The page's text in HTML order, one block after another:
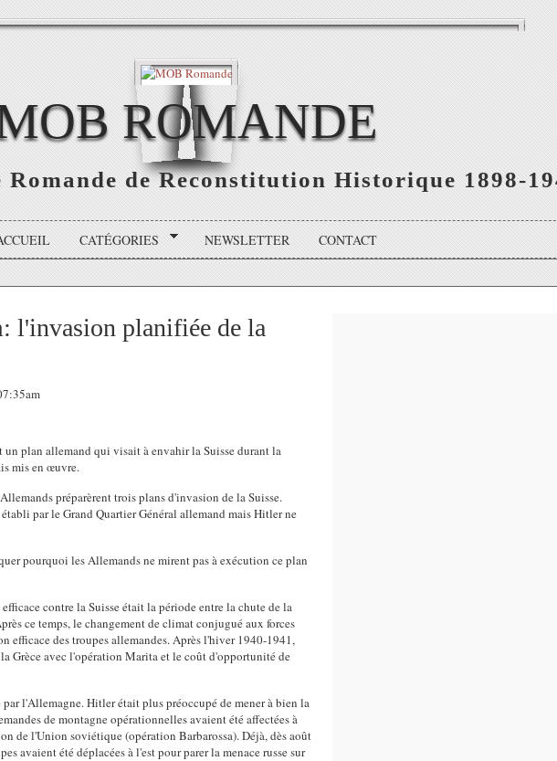
ROMANDE
Romande de Reconstitution Historique 1898-
CATÉGORIES NEWSLETTER CONTACT
l'invasion planifiée de la
plan allemand qui visait à envahir la Suisse durant la
mis en œuvre.
préparèrent trois plans d'invasion de la Suisse.
par le Grand Quartier Général allemand mais Hitler ne
pourquoi les Allemands ne mirent pas à exécution ce plan
contre la Suisse était la période entre la chute de la
ce temps, le changement de climat conjugué aux forces
efficace des troupes allemandes. Après l'hiver 1940-1941,
Grèce avec l'opération Marita et le coût d'opportunité de
par l'Allemagne. Hitler était plus préoccupé de mener à bien la
de montagne opérationnelles avaient été affectées à
de l'Union soviétique (opération Barbarossa). Déjà, dès août
avaient été déplacées à l'est pour parer la menace russe sur